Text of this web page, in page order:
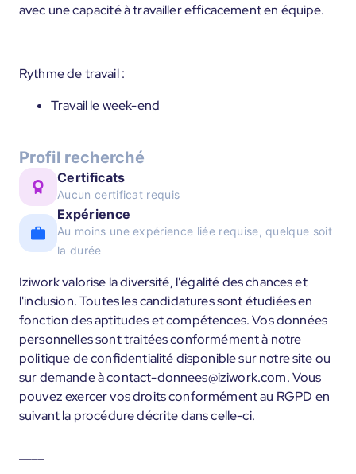
avec une capacité à travailler efficacement en équipe.
Rythme de travail :
Travail le week-end
Profil recherché
Certificats
Aucun certificat requis
Expérience
Au moins une expérience liée requise, quelque soit
la durée
Iziwork valorise la diversité, l'égalité des chances et
l'inclusion. Toutes les candidatures sont étudiées en
fonction des aptitudes et compétences. Vos données
personnelles sont traitées conformément à notre
politique de confidentialité disponible sur notre site ou
sur demande à contact-donnees@iziwork.com. Vous
pouvez exercer vos droits conformément au RGPD en
suivant la procédure décrite dans celle-ci.